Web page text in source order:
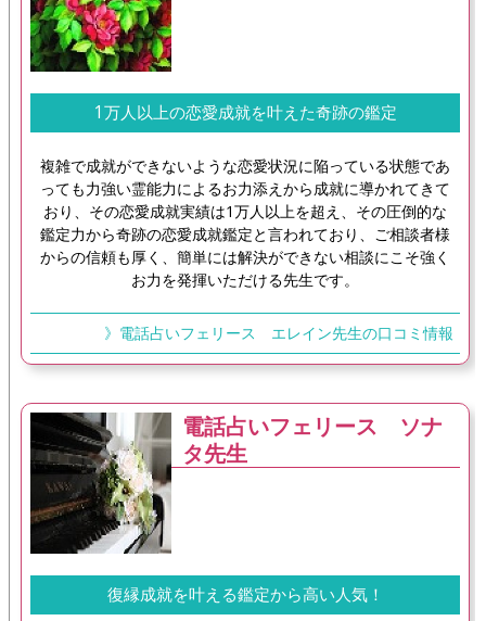
1万人以上の恋愛成就を叶えた奇跡の鑑定
複雑で成就ができないような恋愛状況に陥っている状態であ
っても力強い霊能力によるお力添えから成就に導かれてきて
おり、その恋愛成就実績は1万人以上を超え、その圧倒的な
鑑定力から奇跡の恋愛成就鑑定と言われており、ご相談者様
からの信頼も厚く、簡単には解決ができない相談にこそ強く
お力を発揮いただける先生です。
》電話占いフェリース エレイン先生の口コミ情報
電話占いフェリース ソナ
タ先生
復縁成就を叶える鑑定から高い人気！